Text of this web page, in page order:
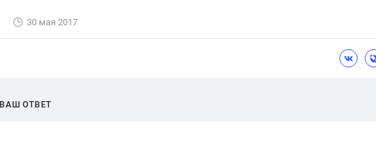
30 мая 2017
ВАШ ОТВЕТ